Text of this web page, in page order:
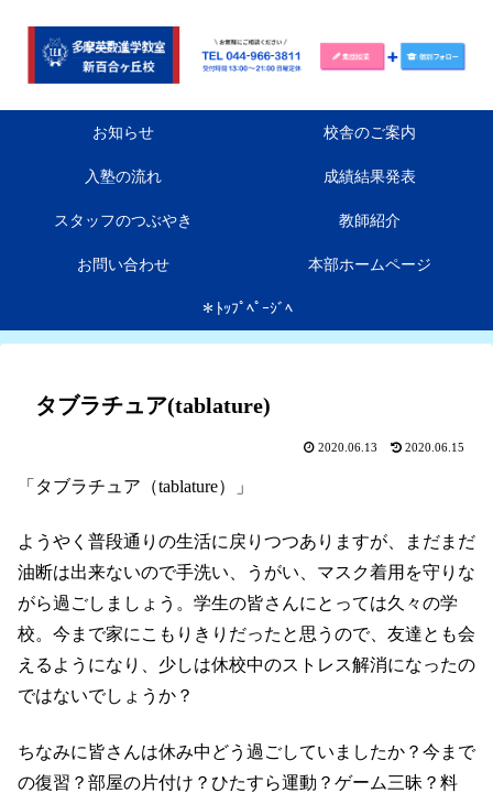
お知らせ 校舎のご案内
入塾の流れ 成績結果発表
スタッフのつぶやき 教師紹介
お問い合わせ 本部ホームページ
＊ﾄｯﾌﾟﾍﾟｰｼﾞﾍ
タブラチュア(tablature)
2020.06.13 2020.06.15
「タブラチュア（tablature）」
ようやく普段通りの生活に戻りつつありますが、まだまだ
油断は出来ないので手洗い、うがい、マスク着用を守りな
がら過ごしましょう。 学生の皆さんにとっては久々の学
校。今まで家にこもりきりだったと思うので、友達とも会
えるようになり、少しは休校中のストレス解消になったの
ではないでしょうか？
ちなみに皆さんは休み中どう過ごしていましたか？今まで
の復習？部屋の片付け？ひたすら運動？ゲーム三昧？料